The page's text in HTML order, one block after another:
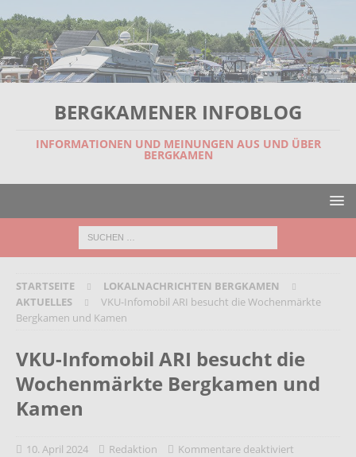
BERGKAMENER INFOBLOG
INFORMATIONEN UND MEINUNGEN AUS UND ÜBER
BERGKAMEN
STARTSEITE
LOKALNACHRICHTEN BERGKAMEN
AKTUELLES
VKU-Infomobil ARI besucht die Wochenmärkte
Bergkamen und Kamen
VKU-Infomobil ARI besucht die
Wochenmärkte Bergkamen und
Kamen
10. April 2024 Redaktion Kommentare deaktiviert